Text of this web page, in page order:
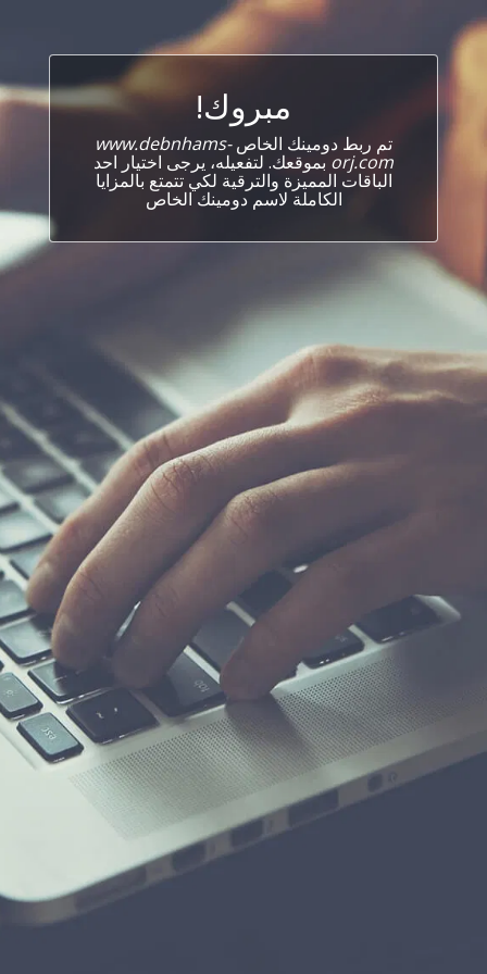
مبروك!
تم ربط دومينك الخاصwww.debnhams-
orj.com بموقعك. لتفعيله، يرجى اختيار احد
الباقات المميزة والترقية لكي تتمتع بالمزايا
الكاملة لاسم دومينك الخاص